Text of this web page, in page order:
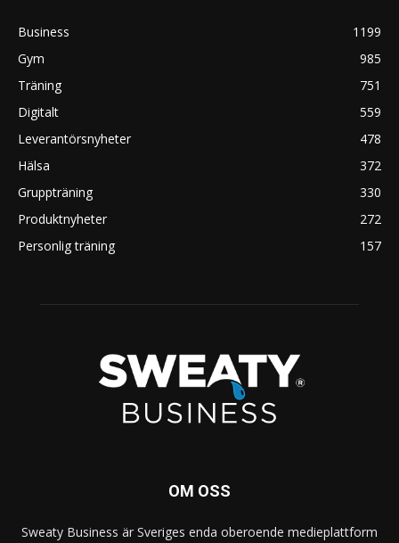
Business
1199
Gym
985
Träning
751
Digitalt
559
Leverantörsnyheter
478
Hälsa
372
Gruppträning
330
Produktnyheter
272
Personlig träning
157
OM OSS
Sweaty Business är Sveriges enda oberoende medieplattform